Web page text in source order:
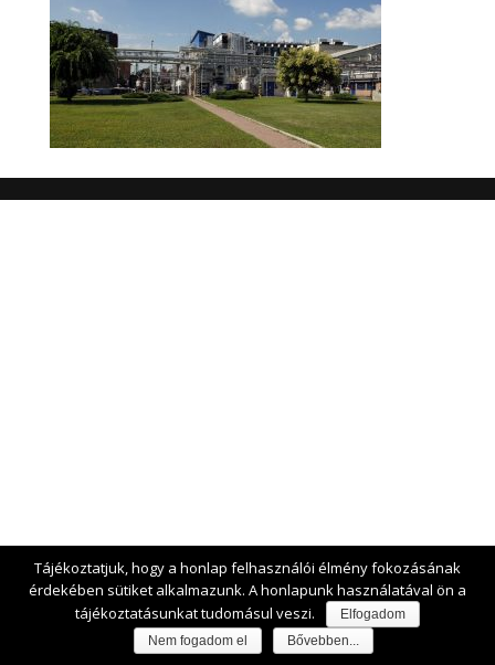
Tájékoztatjuk, hogy a honlap felhasználói élmény fokozásának
érdekében sütiket alkalmazunk. A honlapunk használatával ön a
tájékoztatásunkat tudomásul veszi.
Elfogadom
Nem fogadom el
Bővebben...